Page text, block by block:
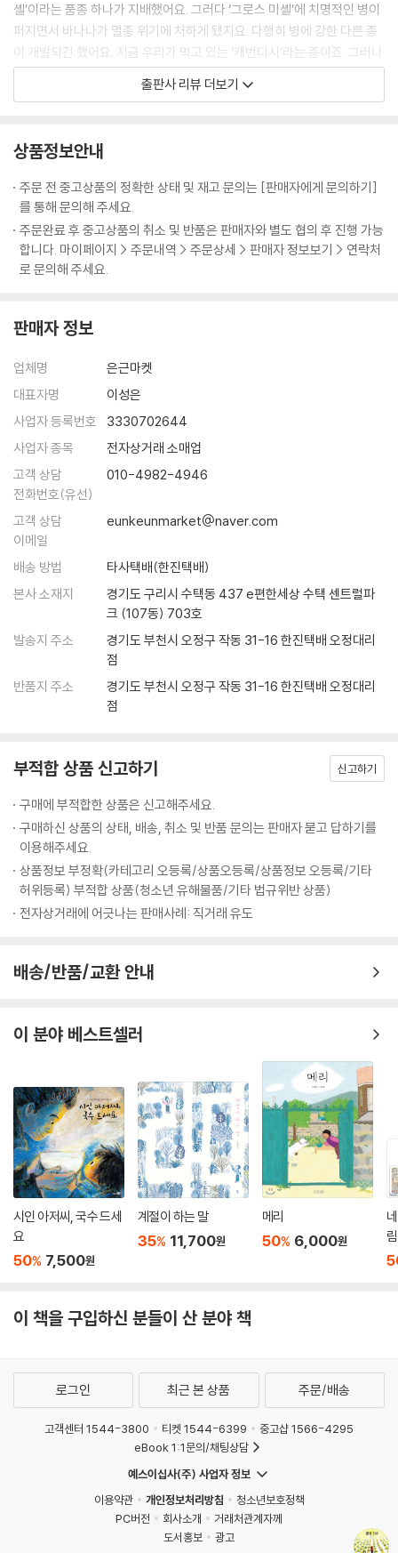
셸’이라는 품종 하나가 지배했어요. 그러다 ‘그로스 미셸’에 치명적인 병이
퍼지면서 바나나가 멸종 위기에 처하게 됐지요. 다행히 병에 강한 다른 종
이 개발되긴 했어요. 지금 우리가 먹고 있는 ‘캐번디시’라는 종이죠. 그러나
이 종은 자연에 없던 인위적인 바나나였어요. 대량 재배가 가능하고 곰팡
이균에도 강한 ‘캐번디시’는 지구 전체를 정복해 갔지요. 그리고 지금 지구
위협하고 있다는 것이죠. 또 다른 품종이 개발되지 않는 한 바나나는 인류
의 식탁에서 사라질 수도 있어요. 과학계는 멸종 기한을 향후 15년으로 예
측한다고 해요. 이처럼 하나의 생태계가 비슷한 유전자로 통일되는 것은
매우 위험해요. 개체수가 아무리 많아도 유전자가 단일화되어 있는 경우에
는 하나의 충격만으로도 멸종에 가까운 위기를 맞을 수 있기 때문입니다.
《열매 하나》는 인간이 필요한 것과 선호하는 것들을 극대화하고, 나머지
대량으로 심으면서 일어날 수 있는 갖가지 질병과 그에 대비하기 위해 더
가는 생태계의 경고들에 대한 이야기지요. 종의 다양성이 갖는 힘에 대해,
하나만으로는 절대 이룰 수 없는, 하나하나가 모두 모여 있어야만 온전하
게 굴러가는 생태계에 대해 생각해 보게 합니다.
그 많던 다람쥐와 토끼와 딱따구리는 어디로 갔을까?
싱은 울창한 숲 속에서 길을 잃었어요. 배도 고프고 몸도 힘들었죠. 그때 다
람쥐 한 마리가 나타나 빨간 열매를 맛있게 먹지 뭐예요. 싱도 먹어 보니 세
상에 그렇게 맛있는 건 처음이었어요. 기운을 차린 싱은 무사히 집으로 돌
아왔어요. 하지만 숲에서 맛본 빨간 열매 맛을 잊지 못한 싱은 욕심이 났어
요. “빨간 열매 나무를 텃밭에 심고 가꿔야겠어.” 싱은 빨간 열매 나무를 뽑
아 와 텃밭에서 길렀어요. 다람쥐도 가끔씩 놀러 왔지요. 소문을 듣고 마을
사람들도 앞다퉈 빨간 열매 나무를 심었고, 마을은 온통 빨간색으로 물들
까끌따끔한 것은 까끌따끔한 대로 다 쓰임이 있지.” 마을 사람들은 할아버
지를 비웃었어요. 그러던 어느 날, 빨간 열매 나무에 병이 들더니 순식간에
마을 전체에 번지고 곧 흔적도 없이 사라졌어요. 그러자 다람쥐도 찾아보
침 토끼가 파란 열매를 먹고 있었어요. 싱은 저거다 싶어 파란 열매를 먹어
보았어요. 빨간 열매보다는 못했지만 맛있었어요. 싱은 또 열매를 통째로
뽑아와 텃밭에 가꾸기 시작했어요. 그러자 마을은 물론 이제 이웃 마을까
지 파란색으로 물들었지요. 물론 카말 할아버지 텃밭만 빼고 말이에요. 그
리고 얼마 뒤 파란 열매 나무에 곰팡이가 하나 둘 피어나더니 마을과 이웃
마을 전체가 곰팡이로 뒤덮였어요. 그러더니 파란 열매 나무도 온 데 간 데
사라지고 말았지요. 그러자 파란 열매를 좋아하던 토끼도 자취를 감추었어
요. 싱은 또다시 숲으로 올라갔어요. 과연 싱은 파란 열매를 대신할 만한 열
생태계의 경고, 마음에 새겨야 합니다.
치명적인지 말이지요. 인간 또한 생태계의 일부입니다. 인간에게 그다지
으로 엮이고 얽힌 생태계의 작은 블록을 하나쯤 뺀다고 해서 무슨 일이 일
어나겠느냐고요? 하지만 서로 엮이고 얽혀 있기 때문에 그 하나의 블록이
생태계에 미치는 영향을 매우 큽니다. 빨간 열매가 사라지자 그것을 먹고
살던 다람쥐가 사라지고, 파란 열매가 사라지자 그것을 먹고 살던 토끼도
사라졌어요. 그렇다면 다람쥐와 토끼와 엮어 있던 생물들은 어떻게 되었을
까요? 말하지 않아도 짐작이 갈 거예요.
단순한 전개이지만 그 속에 담겨 있는 깊은 뜻과 무서운 미래, 그리고 무거
운 책임을 힘 있게 표현해냈습니다. 울창하고 푸르른 숲에서 길을 잃고 헤
매는 아주 작은 싱의 모습에서 시작하는 이야기는 생태계 속에 위치한 우
심과 사람의 탐욕이 불러온 결과를 느낄 수 있지요. 카말 할아버지의 깊은
뜻을 깨달은 싱의 변화된 모습, 그러나 그 뒤에 펼쳐진 세상의 모습에서는
바나나 멸종에 관한 뉴스를 접하고 이 작품을 쓰게 된 전현정 작가는 “바나
나뿐만 아니라 몇 년 전 눈앞에서 살아 있는 생명들을 흙구덩이로 몰아넣
해 생태계의 이어진 고리에 대해 생각해 보고 싶었다.”고 합니다. 경고는
하지요. 《열매 하나》와 함께 싱의 텃밭과 카말 할아버지의 텃밭, 그리고
‘나’를 연결해 읽음으로써 생태계 경고에 귀 기울이고 경고를 변화로 이끌
수 있는 작은 첫 발을 내딛기를 바랍니다.
출판사 리뷰 더보기
상품정보안내
주문 전 중고상품의 정확한 상태 및 재고 문의는 [판매자에게 문의하기]
를 통해 문의해 주세요.
주문완료 후 중고상품의 취소 및 반품은 판매자와 별도 협의 후 진행 가능
합니다. 마이페이지 > 주문내역 > 주문상세 > 판매자 정보보기 > 연락처
로 문의해 주세요.
판매자 정보
업체명
은근마켓
대표자명
이성은
사업자 등록번호
3330702644
사업자 종목
전자상거래 소매업
고객 상담
전화번호(유선)
010-4982-4946
고객 상담
이메일
eunkeunmarket@naver.com
배송 방법
타사택배(한진택배)
본사 소재지
경기도 구리시 수택동 437 e편한세상 수택 센트럴파
크 (107동) 703호
발송지 주소
경기도 부천시 오정구 작동 31-16 한진택배 오정대리
점
반품지 주소
경기도 부천시 오정구 작동 31-16 한진택배 오정대리
점
부적합 상품 신고하기 신고하기
구매에 부적합한 상품은 신고해주세요.
구매하신 상품의 상태, 배송, 취소 및 반품 문의는 판매자 묻고 답하기를
이용해주세요.
상품정보 부정확(카테고리 오등록/상품오등록/상품정보 오등록/기타
허위등록) 부적합 상품(청소년 유해물품/기타 법규위반 상품)
전자상거래에 어긋나는 판매사례: 직거래 유도
배송/반품/교환 안내
이 분야 베스트셀러
시인 아저씨, 국수 드세
요
50% 7,500원
계절이 하는 말
35% 11,700원
메리
50% 6,000원
이 책을 구입하신 분들이 산 분야 책
로그인 최근 본 상품 주문/배송
고객센터 1544-3800 티켓 1544-6399
중고샵 1566-4295
eBook 1:1문의/채팅상담
예스이십사(주) 사업자 정보
이용약관
개인정보처리방침
청소년보호정책
PC버전
회사소개
거래처관계자께
도서홍보
광고